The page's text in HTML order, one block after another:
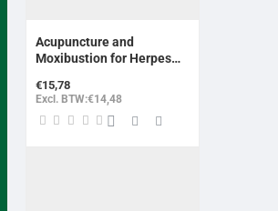
Acupuncture and
Moxibustion for Herpes
€15,78
Excl. BTW:€14,48